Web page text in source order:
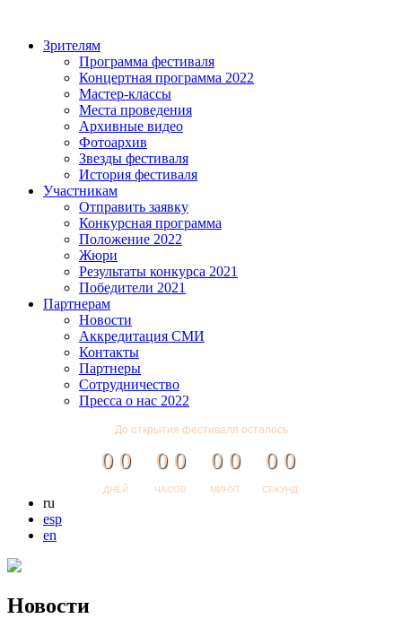
Зрителям
Программа фестиваля
Концертная программа 2022
Мастер-классы
Места проведения
Архивные видео
Фотоархив
Звезды фестиваля
История фестиваля
Участникам
Отправить заявку
Конкурсная программа
Положение 2022
Жюри
Результаты конкурса 2021
Победители 2021
Партнерам
Новости
Аккредитация СМИ
Контакты
Партнеры
Сотрудничество
Пресса о нас 2022
До открытия фестиваля осталось
ДНЕЙ
0 0
ЧАСОВ
0 0
МИНУТ
0 0
СЕКУНД
0 0
ru
esp
en
Новости